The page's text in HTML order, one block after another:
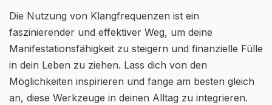
Die Nutzung von Klangfrequenzen ist ein
faszinierender und effektiver Weg, um deine
Manifestationsfähigkeit zu steigern und finanzielle Fülle
in dein Leben zu ziehen. Lass dich von den
Möglichkeiten inspirieren und fange am besten gleich
an, diese Werkzeuge in deinen Alltag zu integrieren.